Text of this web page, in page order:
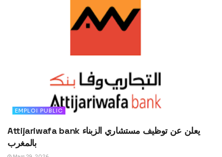
EMPLOI PUBLIC
Attijariwafa bank يعلن عن توظيف مستشاري الزبناء
بالمغرب